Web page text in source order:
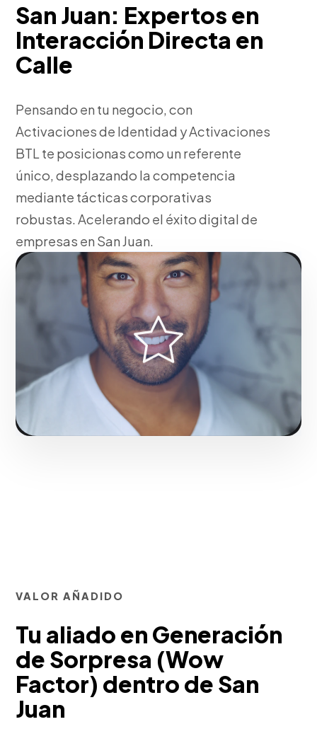
San Juan: Expertos en
Interacción Directa en
Calle
Pensando en tu negocio, con
Activaciones de Identidad y Activaciones
BTL te posicionas como un referente
único, desplazando la competencia
mediante tácticas corporativas
robustas. Acelerando el éxito digital de
empresas en San Juan.
Desde nuestra experiencia, investigación de
nicho y levantamiento de requerimientos. Con
resultados reales para el mercado de San Juan.
Solicitar servicio
VALOR AÑADIDO
Tu aliado en Generación
de Sorpresa (Wow
Factor) dentro de San
Juan